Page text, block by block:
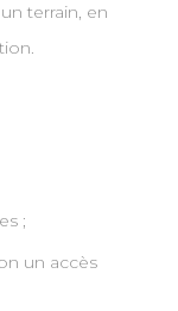
terrain, en
;
un accès